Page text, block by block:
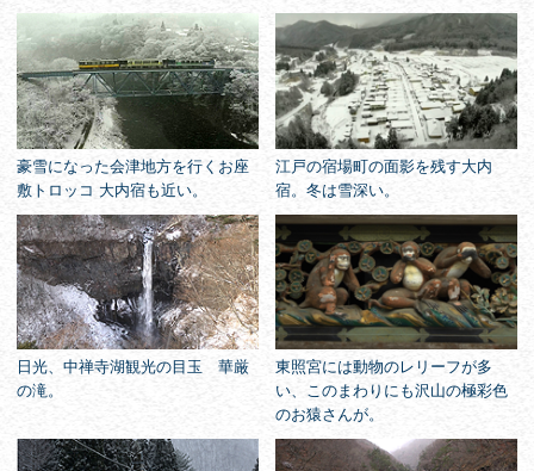
豪雪になった会津地方を行くお座
敷トロッコ 大内宿も近い。
江戸の宿場町の面影を残す大内
宿。冬は雪深い。
日光、中禅寺湖観光の目玉 華厳
の滝。
東照宮には動物のレリーフが多
い、このまわりにも沢山の極彩色
のお猿さんが。